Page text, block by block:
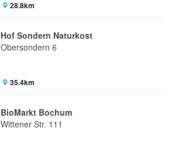
28.8km
Hof Sondern Naturkost
Obersondern 6
35.4km
BioMarkt Bochum
Wittener Str. 111